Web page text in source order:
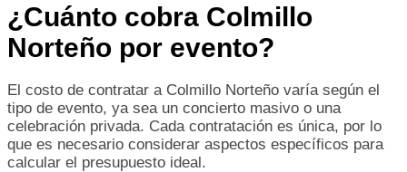
¿Cuánto cobra Colmillo
Norteño por evento?
El costo de contratar a Colmillo Norteño varía según el
tipo de evento, ya sea un concierto masivo o una
celebración privada. Cada contratación es única, por lo
que es necesario considerar aspectos específicos para
calcular el presupuesto ideal.